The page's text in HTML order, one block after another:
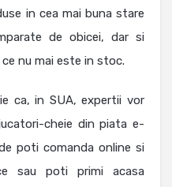
in cea mai buna stare
de obicei, dar si
nu mai este in stoc.
ca, in SUA, expertii vor
cheie din piata e-
poti comanda online si
sau poti primi acasa